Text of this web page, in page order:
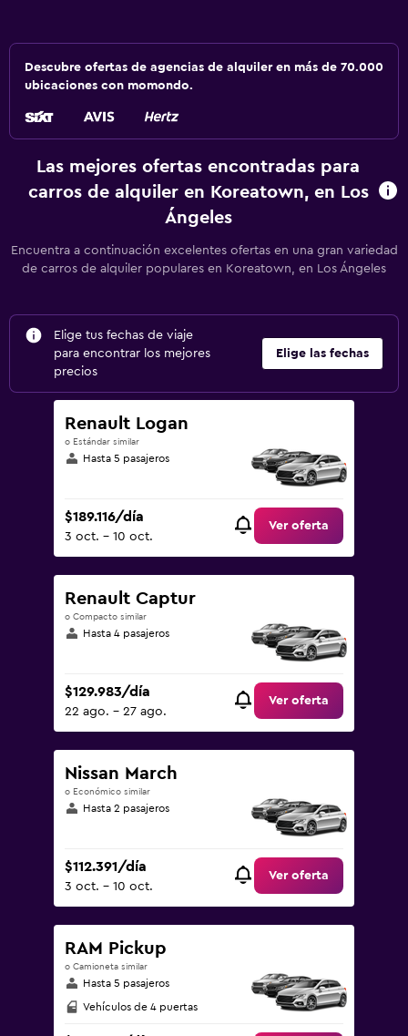
Descubre ofertas de agencias de alquiler en más de 70.000
ubicaciones con momondo.
Las mejores ofertas encontradas para
carros de alquiler en Koreatown, en Los
Ángeles
Encuentra a continuación excelentes ofertas en una gran variedad
de carros de alquiler populares en Koreatown, en Los Ángeles
Elige tus fechas de viaje
para encontrar los mejores
precios
Elige las fechas
Renault Logan
o Estándar similar
Hasta 5 pasajeros
$189.116/día
3 oct. - 10 oct.
Ver oferta
Renault Captur
o Compacto similar
Hasta 4 pasajeros
$129.983/día
22 ago. - 27 ago.
Ver oferta
Nissan March
o Económico similar
Hasta 2 pasajeros
$112.391/día
3 oct. - 10 oct.
Ver oferta
RAM Pickup
o Camioneta similar
Hasta 5 pasajeros
Vehículos de 4 puertas